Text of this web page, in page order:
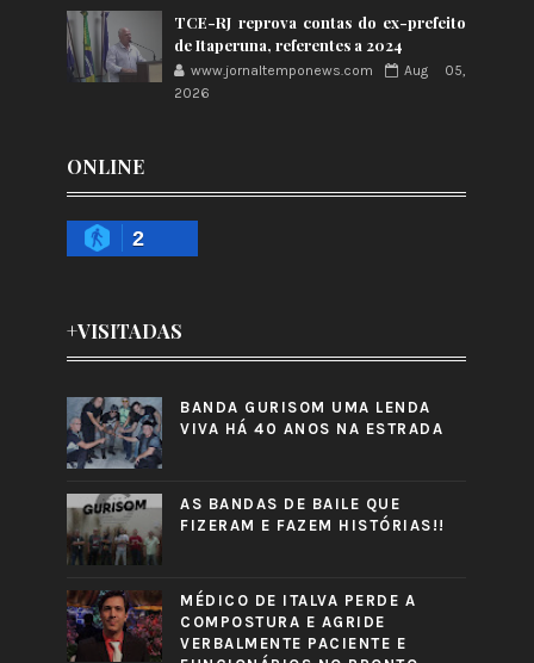
TCE-RJ reprova contas do ex-prefeito
de Itaperuna, referentes a 2024
www.jornaltemponews.com
Aug 05,
2026
ONLINE
2
+VISITADAS
BANDA GURISOM UMA LENDA
VIVA HÁ 40 ANOS NA ESTRADA
AS BANDAS DE BAILE QUE
FIZERAM E FAZEM HISTÓRIAS!!
MÉDICO DE ITALVA PERDE A
COMPOSTURA E AGRIDE
VERBALMENTE PACIENTE E